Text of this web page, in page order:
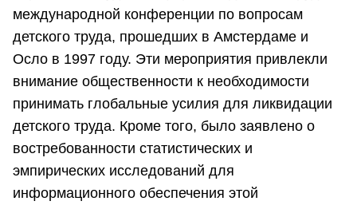
международной конференции по вопросам
детского труда, прошедших в Амстердаме и
Осло в 1997 году. Эти мероприятия привлекли
внимание общественности к необходимости
принимать глобальные усилия для ликвидации
детского труда. Кроме того, было заявлено о
востребованности статистических и
эмпирических исследований для
информационного обеспечения этой